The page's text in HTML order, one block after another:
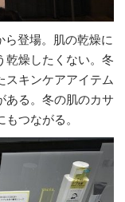
ら登場。肌の乾燥に
乾燥したくない。冬
スキンケアアイテム
ある。冬の肌のカサ
つながる。